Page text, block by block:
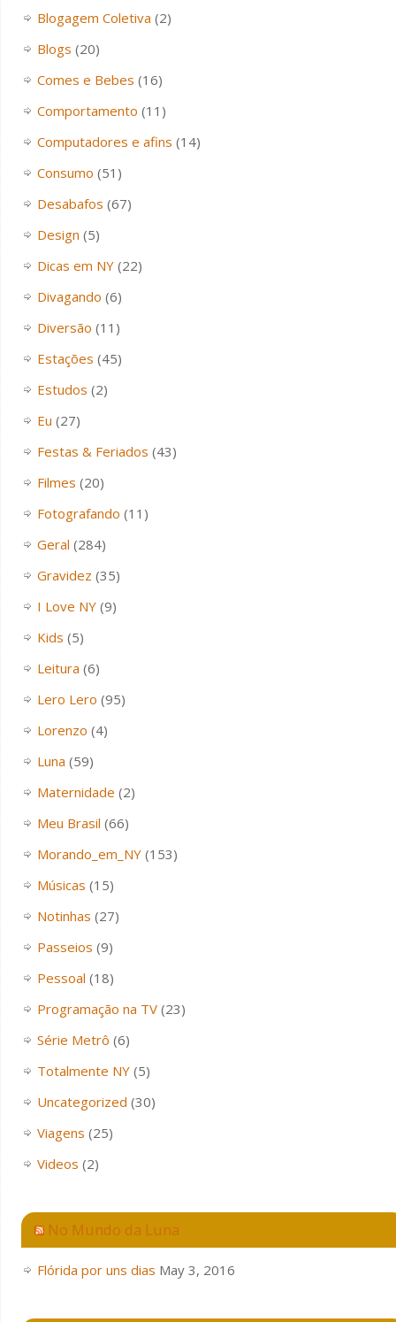
Blogagem Coletiva (2)
Blogs (20)
Comes e Bebes (16)
Comportamento (11)
Computadores e afins (14)
Consumo (51)
Desabafos (67)
Design (5)
Dicas em NY(22)
Divagando (6)
Diversão (11)
Estações (45)
Estudos (2)
Eu (27)
Festas & Feriados (43)
Filmes (20)
Fotografando (11)
Geral (284)
Gravidez (35)
I Love NY(9)
Kids (5)
Leitura (6)
Lero Lero (95)
Lorenzo (4)
Luna (59)
Maternidade (2)
Meu Brasil (66)
Morando_em_NY(153)
Músicas (15)
Notinhas (27)
Passeios (9)
Pessoal (18)
Programação na TV(23)
Série Metrô (6)
Totalmente NY(5)
Uncategorized (30)
Viagens (25)
Videos (2)
No Mundo da Luna
Flórida por uns dias May 3, 2016